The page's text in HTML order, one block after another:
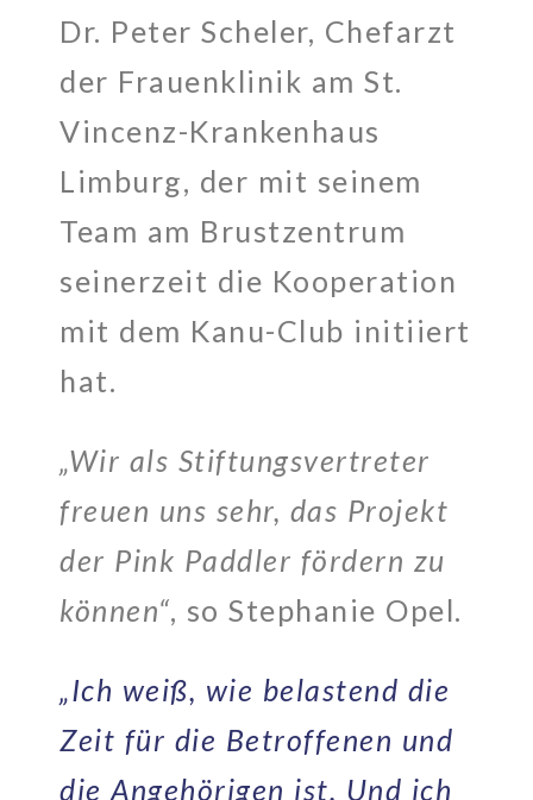
Dr. Peter Scheler, Chefarzt
der Frauenklinik am St.
Vincenz-Krankenhaus
Limburg, der mit seinem
Team am Brustzentrum
seinerzeit die Kooperation
mit dem Kanu-Club initiiert
hat.
„Wir als Stiftungsvertreter
freuen uns sehr, das Projekt
der Pink Paddler fördern zu
können“, so Stephanie Opel.
„Ich weiß, wie belastend die
Zeit für die Betroffenen und
die Angehörigen ist. Und ich